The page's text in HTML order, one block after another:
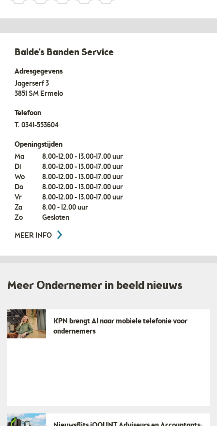
Balde's Banden Service
Adresgegevens
Jagerserf 3
3851 SM Ermelo
Telefoon
T. 0341-553604
Openingstijden
Ma
8.00-12.00 - 13.00-17.00 uur
Di
8.00-12.00 - 13.00-17.00 uur
Wo
8.00-12.00 - 13.00-17.00 uur
Do
8.00-12.00 - 13.00-17.00 uur
Vr
8.00-12.00 - 13.00-17.00 uur
Za
8.00 - 12.00 uur
Zo
Gesloten
MEER INFO
Meer Ondernemer in beeld nieuws
KPN brengt AI naar mobiele telefonie voor
ondernemers